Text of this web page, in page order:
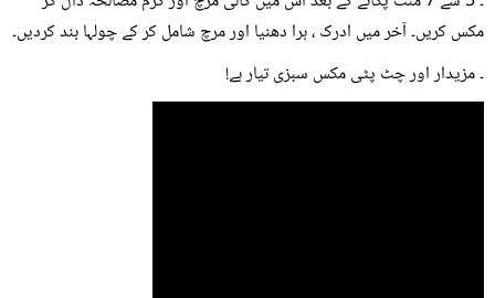
مکس کریں۔ آخر میں ادرک ، ہرا دھنیا اور مرچ شامل کر کے چولہا بند کردیں۔
۔ مزیدار اور چٹ پٹی مکس سبزی تیار ہے!